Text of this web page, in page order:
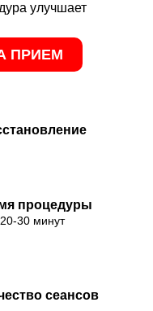
улучшает
ПРИЕМ
процедуры
20-30 минут
сеансов